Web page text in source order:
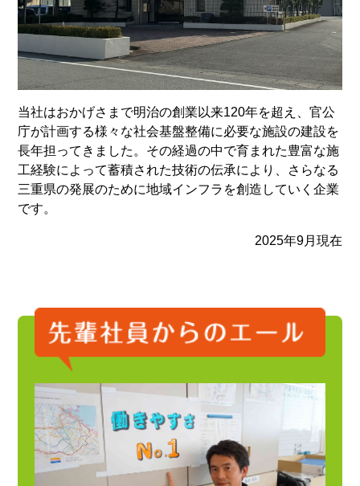
当社はおかげさまで明治の創業以来120年を超え、官公
庁が計画する様々な社会基盤整備に必要な施設の建設を
長年担ってきました。その経過の中で育まれた豊富な施
工経験によって蓄積された技術の伝承により、さらなる
三重県の発展のために地域インフラを創造していく企業
です。
2025年9月現在